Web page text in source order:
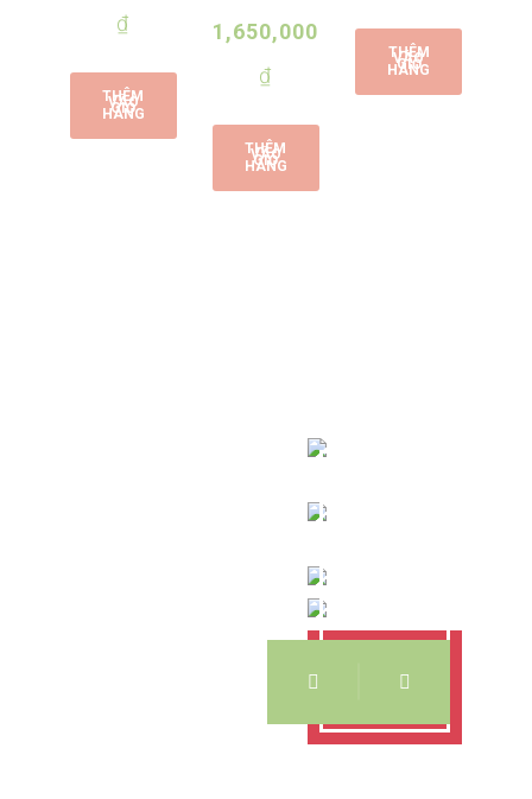
₫
THÊM
VÀO
GIỎ
HÀNG
1,650,000
₫
THÊM
VÀO
GIỎ
HÀNG
THÊM
VÀO
GIỎ
HÀNG